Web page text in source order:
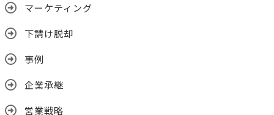
マーケティング
下請け脱却
事例
企業承継
営業戦略